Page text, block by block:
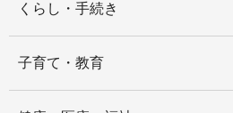
くらし・手続き
子育て・教育